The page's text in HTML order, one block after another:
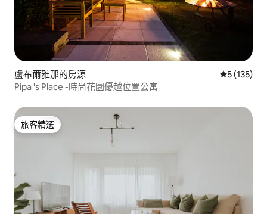
盧布爾雅那的房源 從 135 則
5 (135)
Pipa 's Place -時尚花園優越位置公寓
旅客精選
旅客精選